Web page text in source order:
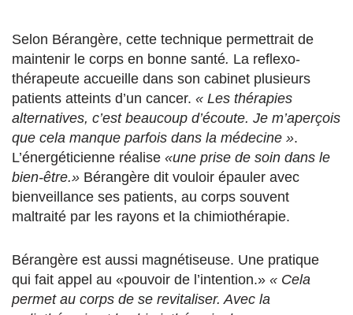
Selon Bérangère, cette technique permettrait de
maintenir le corps en bonne santé. La reflexo-
thérapeute accueille dans son cabinet plusieurs
patients atteints d’un cancer. « Les thérapies
alternatives, c’est beaucoup d’écoute. Je m’aperçois
que cela manque parfois dans la médecine ».
L’énergéticienne réalise «une prise de soin dans le
bien-être.» Bérangère dit vouloir épauler avec
bienveillance ses patients, au corps souvent
maltraité par les rayons et la chimiothérapie.
Bérangère est aussi magnétiseuse. Une pratique
qui fait appel au «pouvoir de l’intention.» « Cela
permet au corps de se revitaliser. Avec la